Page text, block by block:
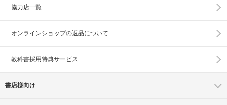
協力店一覧
オンラインショップの返品について
教科書採用特典サービス
書店様向け